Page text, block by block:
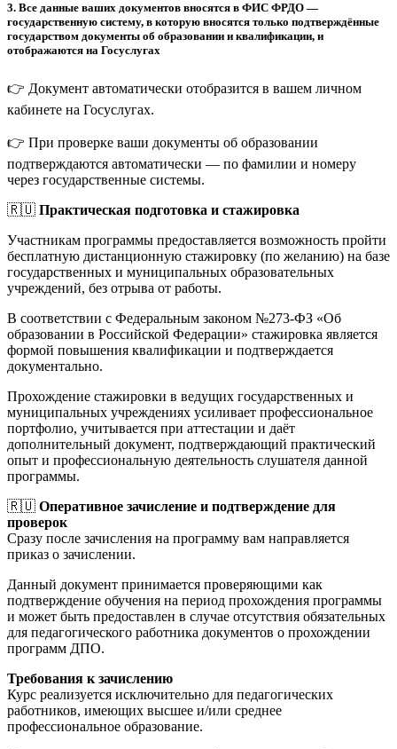
3. Все данные ваших документов вносятся в ФИС ФРДО —
государственную систему, в которую вносятся только подтверждённые
государством документы об образовании и квалификации, и
отображаются на Госуслугах
👉 Документ автоматически отобразится в вашем личном
кабинете на Госуслугах.
👉 При проверке ваши документы об образовании
подтверждаются автоматически — по фамилии и номеру
через государственные системы.
🇷🇺 Практическая подготовка и стажировка
Участникам программы предоставляется возможность пройти
бесплатную дистанционную стажировку (по желанию) на базе
государственных и муниципальных образовательных
учреждений, без отрыва от работы.
В соответствии с Федеральным законом №273-ФЗ «Об
образовании в Российской Федерации» стажировка является
формой повышения квалификации и подтверждается
документально.
Прохождение стажировки в ведущих государственных и
муниципальных учреждениях усиливает профессиональное
портфолио, учитывается при аттестации и даёт
дополнительный документ, подтверждающий практический
опыт и профессиональную деятельность слушателя данной
программы.
🇷🇺 Оперативное зачисление и подтверждение для
проверок
Сразу после зачисления на программу вам направляется
приказ о зачислении.
Данный документ принимается проверяющими как
подтверждение обучения на период прохождения программы
и может быть предоставлен в случае отсутствия обязательных
для педагогического работника документов о прохождении
программ ДПО.
Требования к зачислению
Курс реализуется исключительно для педагогических
работников, имеющих высшее и/или среднее
профессиональное образование.